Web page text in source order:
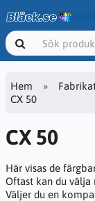
Hem
CX 50
CX 50
Här visas de
Oftast kan du
Väljer du en